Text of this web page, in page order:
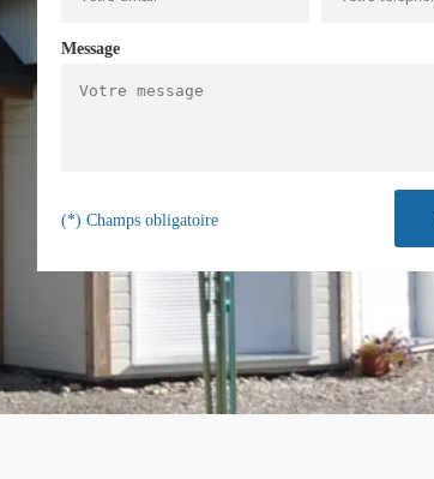
Message
(*) Champs obligatoire